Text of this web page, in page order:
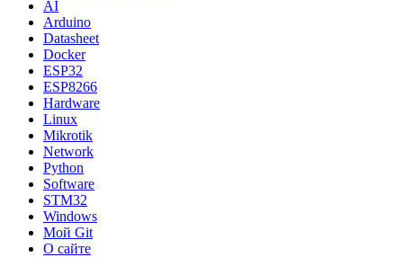
AI
Arduino
Datasheet
Docker
ESP32
ESP8266
Hardware
Linux
Mikrotik
Network
Python
Software
STM32
Windows
Мой Git
О сайте